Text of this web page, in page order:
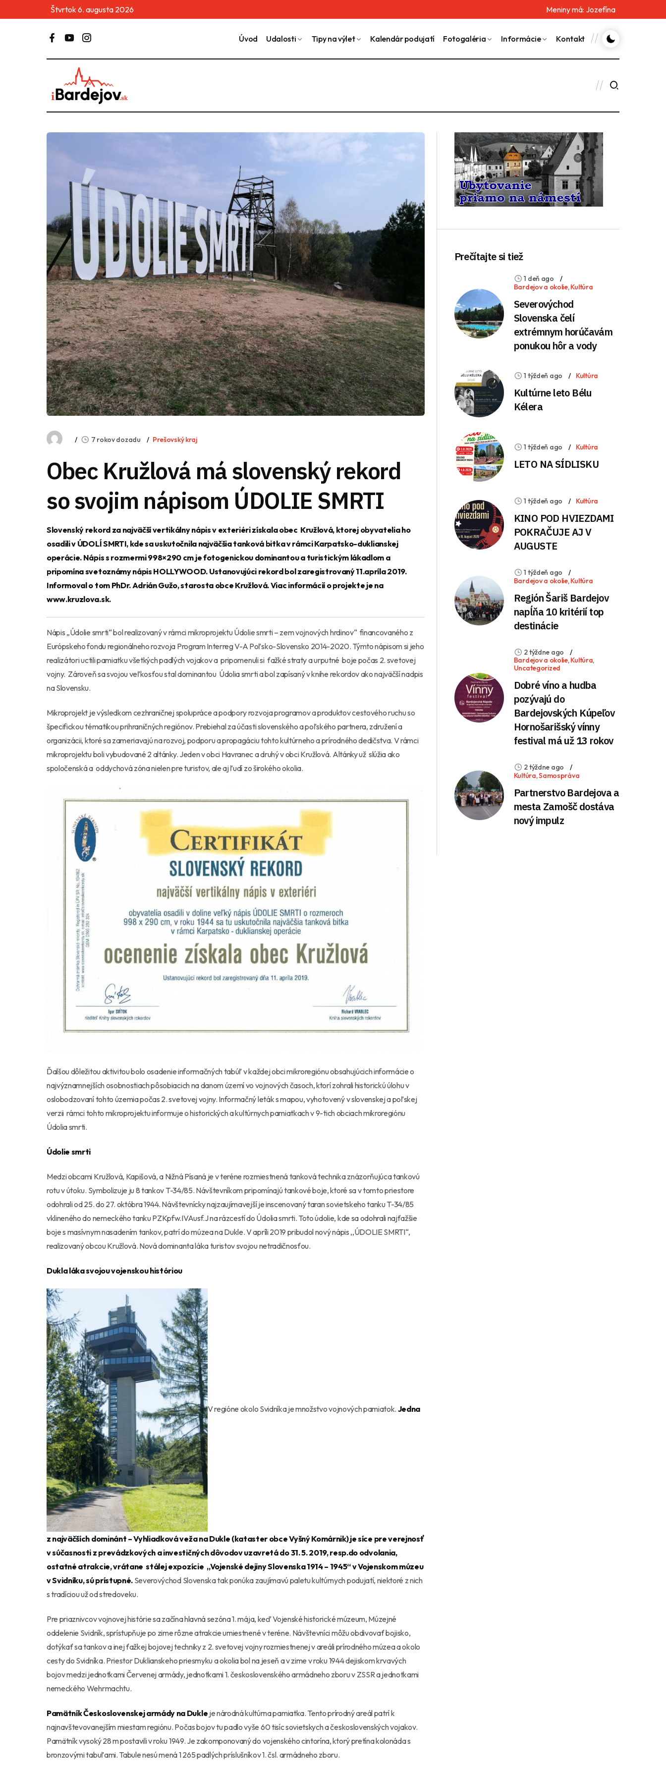
Štvrtok 6. augusta 2026 Meniny má: Jozefína
Úvod Udalosti Tipy na výlet Kalendár podujatí Fotogaléria Informácie Kontakt
7 rokov dozadu Prešovský kraj
Obec Kružlová má slovenský rekord
so svojim nápisom ÚDOLIE SMRTI
Slovenský rekord za najväčší vertikálny nápis v exteriéri získala obec Kružlová, ktorej obyvatelia ho
osadili v ÚDOLÍ SMRTI, kde sa uskutočnila najväčšia tanková bitka v rámci Karpatsko-duklianskej
operácie. Nápis s rozmermi 998×290 cm je fotogenickou dominantou a turistickým lákadlom a
pripomína svetoznámy nápis HOLLYWOOD. Ustanovujúci rekord bol zaregistrovaný 11.apríla 2019.
Informoval o tom PhDr. Adrián Gužo, starosta obce Kružlová. Viac informácií o projekte je na
www.kruzlova.sk.
Nápis „Údolie smrti“ bol realizovaný v rámci mikroprojektu Údolie smrti – zem vojnových hrdinov“ financovaného z
Európskeho fondu regionálneho rozvoja Program Interreg V-A Poľsko-Slovensko 2014-2020. Týmto nápisom si jeho
realizátori uctili pamiatku všetkých padlých vojakov a pripomenuli si ťažké straty a urputné boje počas 2. svetovej
vojny. Zároveň sa svojou veľkosťou stal dominantou Údolia smrti a bol zapísaný v knihe rekordov ako najväčší nadpis
na Slovensku.
Mikroprojekt je výsledkom cezhraničnej spolupráce a podpory rozvoja programov a produktov cestového ruchu so
špecifickou tématikou prihraničných regiónov. Prebiehal za účasti slovenského a poľského partnera, združení a
organizácii, ktoré sa zameriavajú na rozvoj, podporu a propagáciu tohto kultúrneho a prírodného dedičstva. V rámci
mikroprojektu boli vybudované 2 altánky. Jeden v obci Havranec a druhý v obci Kružlová. Altánky už slúžia ako
spoločenská a oddychová zóna nielen pre turistov, ale aj ľudí zo širokého okolia.
Ďalšou dôležitou aktivitou bolo osadenie informačných tabúľ v každej obci mikroregiónu obsahujúcich informácie o
najvýznamnejších osobnostiach pôsobiacich na danom území vo vojnových časoch, ktorí zohrali historickú úlohu v
oslobodzovaní tohto územia počas 2. svetovej vojny. Informačný leták s mapou, vyhotovený v slovenskej a poľskej
verzii rámci tohto mikroprojektu informuje o historických a kultúrnych pamiatkach v 9-tich obciach mikroregiónu
Údolia smrti.
Údolie smrti
Medzi obcami Kružlová, Kapišová, a Nižná Písaná je v teréne rozmiestnená tanková technika znázorňujúca tankovú
rotu v útoku. Symbolizuje ju 8 tankov T-34/85. Návštevníkom pripomínajú tankové boje, ktoré sa v tomto priestore
odohrali od 25. do 27. októbra 1944. Návštevnícky najzaujímavejší je inscenovaný taran sovietskeho tanku T-34/85
vklineného do nemeckého tanku PZKpfw.IVAusf.J na rázcestí do Údolia smrti. Toto údolie, kde sa odohrali najťažšie
boje s masívnym nasadením tankov, patrí do múzea na Dukle. V apríli 2019 pribudol nový nápis ,,ÚDOLIE SMRTI“,
realizovaný obcou Kružlová. Nová dominanta láka turistov svojou netradičnosťou.
Dukla láka svojou vojenskou históriou
V regióne okolo Svidníka je množstvo vojnových pamiatok. Jedna
z najväčších dominánt – Vyhliadková veža na Dukle (kataster obce Vyšný Komárnik) je síce pre verejnosť
v súčasnosti z prevádzkových a investičných dôvodov uzavretá do 31. 5. 2019, resp.do odvolania,
ostatné atrakcie, vrátane stálej expozície „Vojenské dejiny Slovenska 1914 – 1945“ v Vojenskom múzeu
v Svidníku, sú prístupné. Severovýchod Slovenska tak ponúka zaujímavú paletu kultúrnych podujatí, niektoré z nich
s tradíciou už od stredoveku.
Pre priaznivcov vojnovej histórie sa začína hlavná sezóna 1. mája, keď Vojenské historické múzeum, Múzejné
oddelenie Svidník, sprístupňuje po zime rôzne atrakcie umiestnené v teréne. Návštevníci môžu obdivovať bojisko,
dotýkať sa tankov a inej ťažkej bojovej techniky z 2. svetovej vojny rozmiestnenej v areáli prírodného múzea a okolo
cesty do Svidníka. Priestor Duklianskeho priesmyku a okolia bol na jeseň a v zime v roku 1944 dejiskom krvavých
bojov medzi jednotkami Červenej armády, jednotkami 1. československého armádneho zboru v ZSSR a jednotkami
nemeckého Wehrmachtu.
Pamätník Československej armády na Dukle je národná kultúrna pamiatka. Tento prírodný areál patrí k
najnavštevovanejším miestam regiónu. Počas bojov tu padlo vyše 60 tisíc sovietskych a československých vojakov.
Pamätník vysoký 28 m postavili v roku 1949. Je zakomponovaný do vojenského cintorína, ktorý pretína kolonáda s
bronzovými tabuľami. Tabule nesú mená 1 265 padlých príslušníkov 1. čsl. armádneho zboru.
Prečítajte si tiež
1 deň ago
Bardejov a okolie,Kultúra
Severovýchod
Slovenska čelí
extrémnym horúčavám
ponukou hôr a vody
1 týždeň ago Kultúra
Kultúrne leto Bélu
Kélera
1 týždeň ago Kultúra
LETO NA SÍDLISKU
1 týždeň ago Kultúra
KINO POD HVIEZDAMI
POKRAČUJE AJ V
AUGUSTE
1 týždeň ago
Bardejov a okolie,Kultúra
Región Šariš Bardejov
napĺňa 10 kritérií top
destinácie
2 týždne ago
Bardejov a okolie,Kultúra,
Uncategorized
Dobré víno a hudba
pozývajú do
Bardejovských Kúpeľov
Hornošarišský vínny
festival má už 13 rokov
2 týždne ago
Kultúra,Samospráva
Partnerstvo Bardejova a
mesta Zamošč dostáva
nový impulz